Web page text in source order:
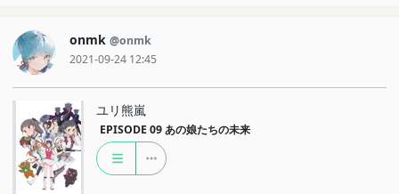
onmk @onmk
2021-09-24 12:45
ユリ熊嵐
EPISODE 09 あの娘たちの未来